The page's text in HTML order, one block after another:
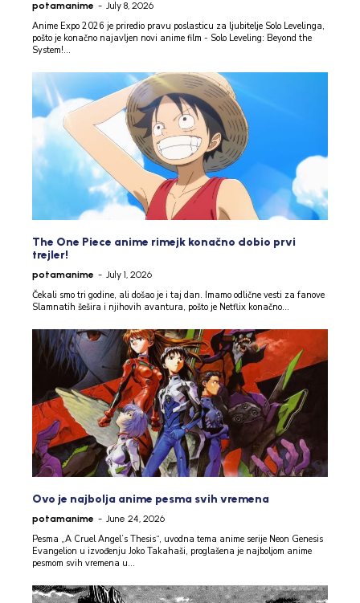
potamanime - July 8, 2026
Anime Expo 2026 je priredio pravu poslasticu za ljubitelje Solo Levelinga,
pošto je konačno najavljen novi anime film - Solo Leveling: Beyond the
System!...
The One Piece anime rimejk konačno dobio prvi
trejler!
potamanime - July 1, 2026
Čekali smo tri godine, ali došao je i taj dan. Imamo odlične vesti za fanove
Slamnatih šešira i njihovih avantura, pošto je Netflix konačno...
Ovo je najbolja anime pesma svih vremena
potamanime - June 24, 2026
Pesma „A Cruel Angel’s Thesis“, uvodna tema anime serije Neon Genesis
Evangelion u izvođenju Joko Takahaši, proglašena je najboljom anime
pesmom svih vremena u...